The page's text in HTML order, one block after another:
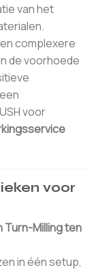
van het
complexere
de voorhoede
voor
voor
Turn-Milling ten
in één setup,